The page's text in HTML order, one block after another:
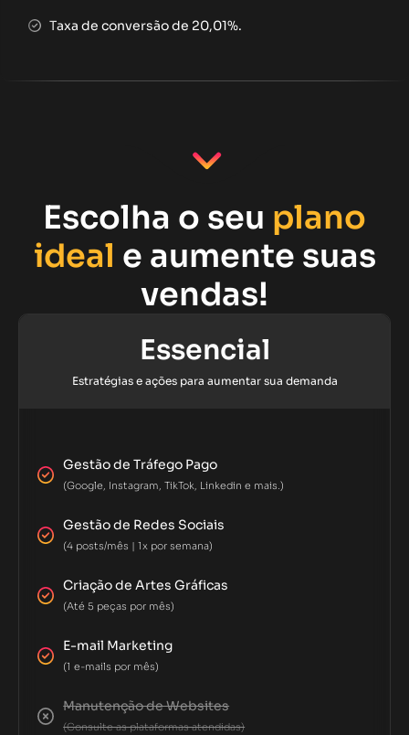
Taxa de conversão de 20,01%.
Escolha o seu plano
ideal e aumente suas
vendas!
Essencial
Estratégias e ações para aumentar sua demanda
Gestão de Tráfego Pago
(Google, Instagram, TikTok, Linkedin e mais.)
Gestão de Redes Sociais
(4 posts/mês | 1x por semana)
Criação de Artes Gráficas
(Até 5 peças por mês)
E-mail Marketing
(1 e-mails por mês)
Manutenção de Websites
(Consulte as plataformas atendidas)